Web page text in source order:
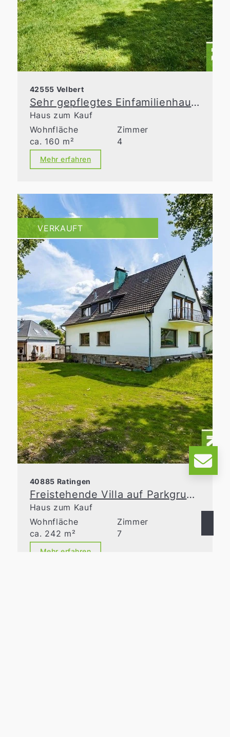
42555 Velbert
Sehr gepflegtes Einfamilienhaus mit liebevoll gestalteter Gartenanlage!
Haus zum Kauf
Wohnfläche
ca. 160 m²
Zimmer
4
Mehr erfahren
VERKAUFT
40885 Ratingen
Freistehende Villa auf Parkgrundstück in der Waldseesiedlung
Haus zum Kauf
Wohnfläche
ca. 242 m²
Zimmer
7
Mehr erfahren